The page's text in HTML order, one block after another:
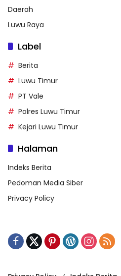
Daerah
Luwu Raya
Label
Berita
Luwu Timur
PT Vale
Polres Luwu Timur
Kejari Luwu Timur
Halaman
Indeks Berita
Pedoman Media Siber
Privacy Policy